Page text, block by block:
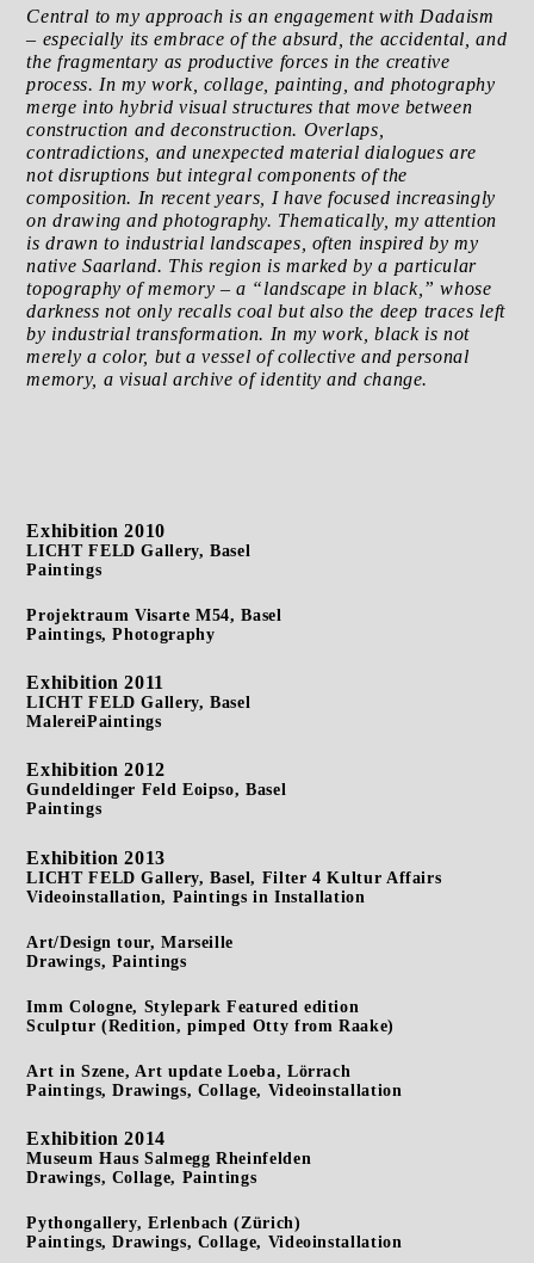
Central to my approach is an engagement with Dadaism
– especially its embrace of the absurd, the accidental,and
the fragmentary as productive forces in the creative
process. In my work, collage, painting, and photography
merge into hybrid visual structures that move between
construction and deconstruction. Overlaps,
contradictions, and unexpected material dialogues are
not disruptions but integral components of the
composition. In recent years, I have focused increasingly
on drawing and photography. Thematically, my attention
is drawn to industrial landscapes, often inspired by my
native Saarland. This region is marked by a particular
topography ofmemory – a “landscape in black,” whose
darkness not only recalls coal but also the deep traces left
by industrialtransformation. In my work, black is not
merely a color, but a vessel of collective and personal
memory, a visualarchive of identity and change.
Exhibition 2010
LICHT FELD Gallery, Basel
Paintings
Projektraum Visarte M54, Basel
Paintings, Photography
Exhibition 2011
LICHT FELD Gallery, Basel
MalereiPaintings
Exhibition 2012
Gundeldinger Feld Eoipso, Basel
Paintings
Exhibition 2013
LICHT FELD Gallery, Basel, Filter 4 Kultur Affairs
Videoinstallation, Paintings in Installation
Art/Design tour, Marseille
Drawings, Paintings
Imm Cologne, Stylepark Featured edition
Sculptur (Redition, pimped Otty from Raake)
Art in Szene, Art update Loeba, Lörrach
Paintings, Drawings, Collage, Videoinstallation
Exhibition 2014
Museum Haus Salmegg Rheinfelden
Drawings, Collage, Paintings
Pythongallery, Erlenbach (Zürich)
Paintings, Drawings, Collage, Videoinstallation